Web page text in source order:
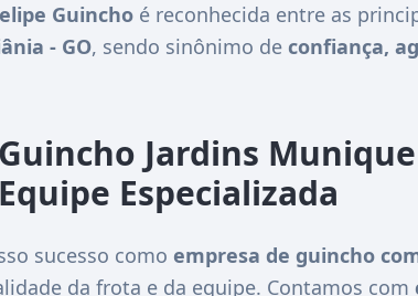
Guincho é reconhecida entre as
- GO, sendo sinônimo de confiança,
Guincho Jardins
Equipe Especializada
sucesso como empresa de guincho
da frota e da equipe. Contamos com